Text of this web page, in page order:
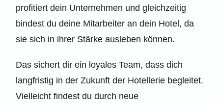
profitiert dein Unternehmen und gleichzeitig
bindest du deine Mitarbeiter an dein Hotel, da
sie sich in ihrer Stärke ausleben können.
Das sichert dir ein loyales Team, dass dich
langfristig in der Zukunft der Hotellerie begleitet.
Vielleicht findest du durch neue